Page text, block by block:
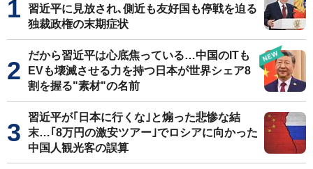
習近平に見放され､側近も友好国も停戦を迫る
独裁政権の末期症状
だから習近平は心底焦っている…中国のITも
EVも壊滅させる力を持つ日本が世界シェア8
割を握る"素材"の名前
習近平が｢日本に行くな｣と煽った悲惨な結
末…｢8万円の激安ツアー｣でロシアに向かった
中国人観光客の誤算